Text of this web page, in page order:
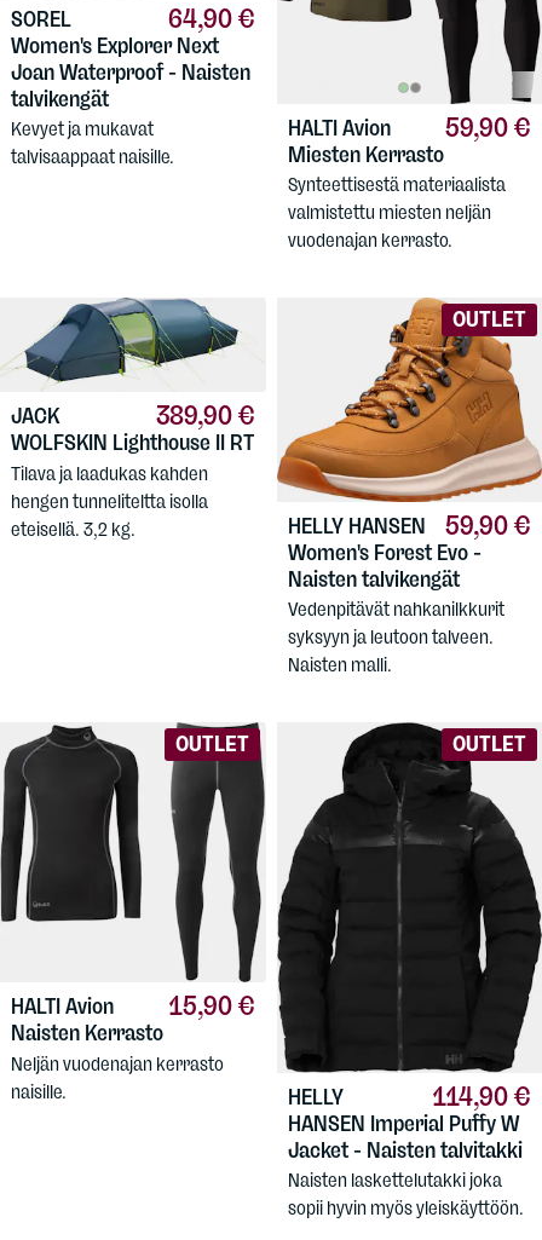
64,90 €
SOREL
Women's Explorer Next
Joan Waterproof - Naisten
talvikengät
Kevyet ja mukavat
talvisaappaat naisille.
59,90 €
HALTIAvion
Miesten Kerrasto
Synteettisestä materiaalista
valmistettu miesten neljän
vuodenajan kerrasto.
389,90 €
JACK
WOLFSKIN Lighthouse II RT
Tilava ja laadukas kahden
hengen tunneliteltta isolla
eteisellä. 3,2 kg.
OUTLET
59,90 €
HELLY HANSEN
Women's Forest Evo -
Naisten talvikengät
Vedenpitävät nahkanilkkurit
syksyyn ja leutoon talveen.
Naisten malli.
OUTLET
15,90 €
HALTIAvion
Naisten Kerrasto
Neljän vuodenajan kerrasto
naisille.
OUTLET
114,90 €
HELLY
HANSEN Imperial Puffy W
Jacket - Naisten talvitakki
Naisten laskettelutakki joka
sopii hyvin myös yleiskäyttöön.